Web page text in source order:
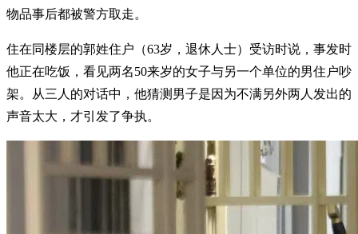
物品事后都被警方取走。
住在同楼层的郭姓住户（63岁，退休人士）受访时说，事发时
他正在吃饭，看见两名50来岁的女子与另一个单位的男住户吵
架。从三人的对话中，他猜测男子是因为不满另外两人发出的
声音太大，才引发了争执。